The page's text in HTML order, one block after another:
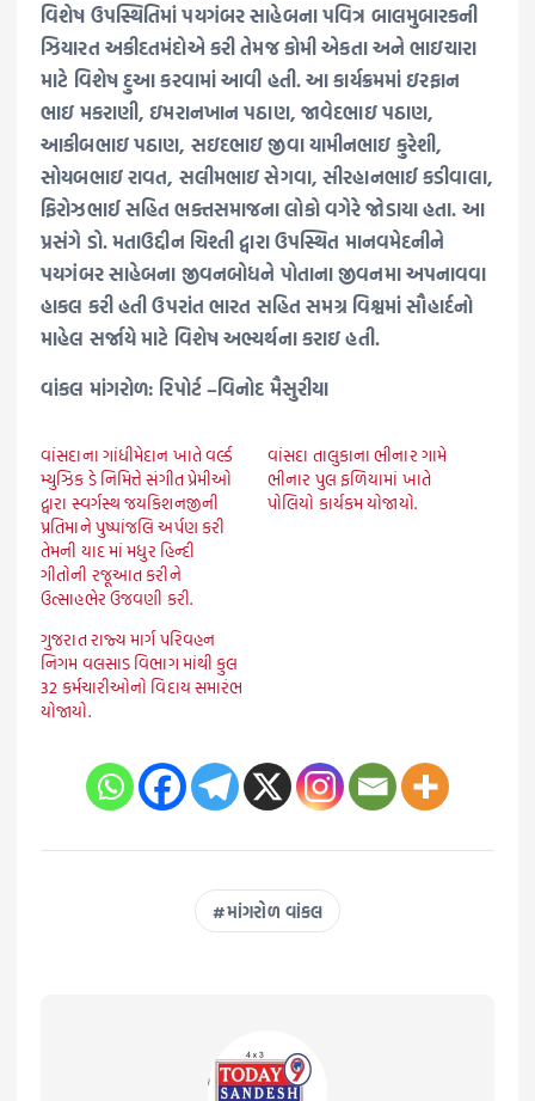
વિશેષ ઉપસ્થિતિમાં પયગંબર સાહેબના પવિત્ર બાલમુબારકની
ઝિયારત અકીદતમંદોએ કરી તેમજ કોમી એકતા અને ભાઇચારા
માટે વિશેષ દુઆ કરવામાં આવી હતી. આ કાર્યક્રમમાં ઇરફાન
ભાઇ મકરાણી, ઇમરાનખાન પઠાણ, જાવેદભાઇ પઠાણ,
આકીબભાઇ પઠાણ, સઇદભાઇ જીવા યામીનભાઇ કુરેશી,
સોયબભાઇ રાવત, સલીમભાઇ સેગવા, સીરહાનભાઈ કડીવાલા,
ફિરોઝભાઈ સહિત ભક્તસમાજના લોકો વગેરે જોડાયા હતા. આ
પ્રસંગે ડો. મતાઉદ્દીન ચિશ્તી દ્વારા ઉપસ્થિત માનવમેદનીને
પયગંબર સાહેબના જીવનબોધને પોતાના જીવનમા અપનાવવા
હાકલ કરી હતી ઉપરાંત ભારત સહિત સમગ્ર વિશ્વમાં સૌહાર્દનો
માહેલ સર્જાયે માટે વિશેષ અભ્યર્થના કરાઇ હતી.
વાંકલ માંગરોળ: રિપોર્ટ –વિનોદ મૈસુરીયા
વાંસદાના ગાંધીમેદાન ખાતે વર્લ્ડ
મ્યુઝિક ડે નિમિત્તે સંગીત પ્રેમીઓ
દ્વારા સ્વર્ગસ્થ જયકિશનજીની
પ્રતિમાને પુષ્પાંજલિ અર્પણ કરી
તેમની યાદ માં મધુર હિન્દી
ગીતોની રજૂઆત કરીને
ઉત્સાહભેર ઉજવણી કરી.
વાંસદા તાલુકાના ભીનાર ગામે
ભીનાર પુલ ફળિયામાં ખાતે
પોલિયો કાર્યકમ યોજાયો.
ગુજરાત રાજ્ય માર્ગ પરિવહન
નિગમ વલસાડ વિભાગ માંથી કુલ
32 કર્મચારીઓનો વિદાય સમારંભ
યોજાયો.
માંગરોળ વાંકલ